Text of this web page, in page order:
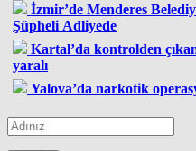
İzmir’de Menderes
Şüpheli Adliyede
Kartal’da kontrolden
yaralı
Yalova’da narkotik